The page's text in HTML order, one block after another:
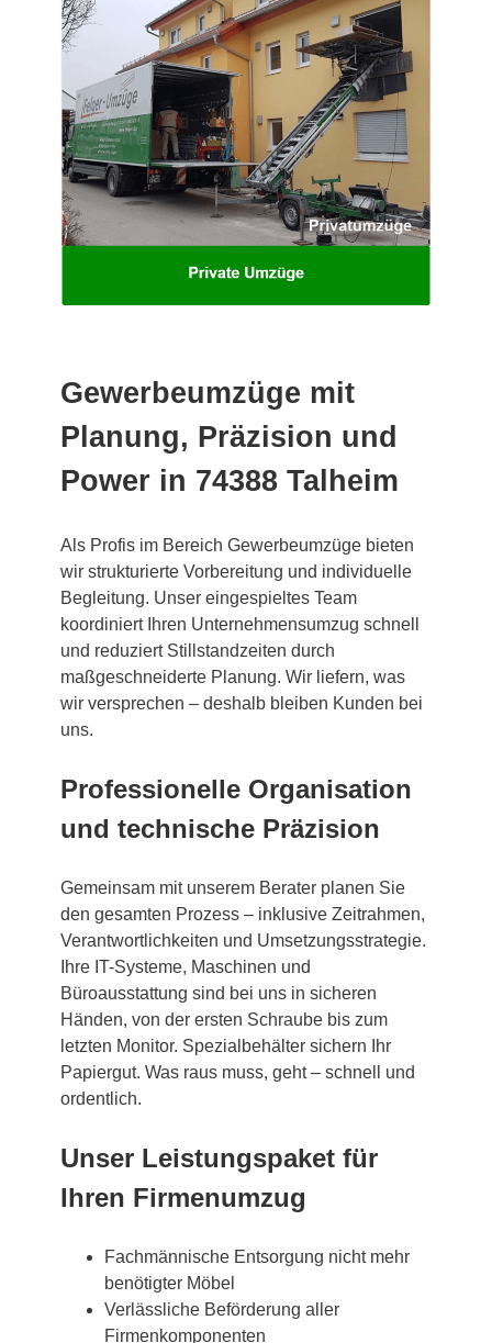
Gewerbeumzüge mit
Planung, Präzision und
Power in 74388 Talheim
Als Profis im Bereich Gewerbeumzüge bieten
wir strukturierte Vorbereitung und individuelle
Begleitung. Unser eingespieltes Team
koordiniert Ihren Unternehmensumzug schnell
und reduziert Stillstandzeiten durch
maßgeschneiderte Planung. Wir liefern, was
wir versprechen – deshalb bleiben Kunden bei
uns.
Professionelle Organisation
und technische Präzision
Gemeinsam mit unserem Berater planen Sie
den gesamten Prozess – inklusive Zeitrahmen,
Verantwortlichkeiten und Umsetzungsstrategie.
Ihre IT-Systeme, Maschinen und
Büroausstattung sind bei uns in sicheren
Händen, von der ersten Schraube bis zum
letzten Monitor. Spezialbehälter sichern Ihr
Papiergut. Was raus muss, geht – schnell und
ordentlich.
Unser Leistungspaket für
Ihren Firmenumzug
Fachmännische Entsorgung nicht mehr
benötigter Möbel
Verlässliche Beförderung aller
Firmenkomponenten